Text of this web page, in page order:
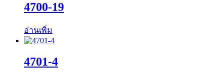
4700-19
อ่านเพิ่ม
4701-4